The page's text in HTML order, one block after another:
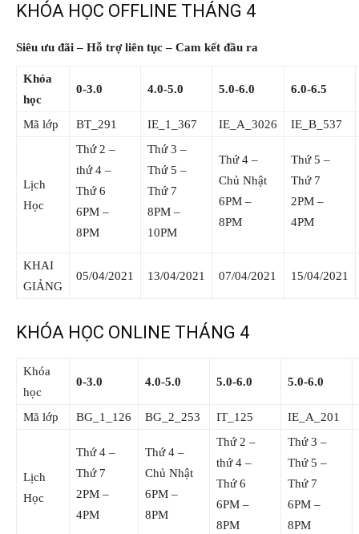
KHÓA HỌC OFFLINE THÁNG 4
Siêu ưu đãi – Hỗ trợ liên tục – Cam kết đầu ra
Khóa
học
0-3.0 4.0-5.0 5.0-6.0 6.0-6.5
Mã lớp BT_291 IE_1_367 IE_A_3026 IE_B_537
Lịch
Học
Thứ 2 –
thứ 4 –
Thứ 6
6PM –
8PM
Thứ 3 –
Thứ 5 –
Thứ 7
8PM –
10PM
Thứ 4 –
Chủ Nhật
6PM –
8PM
Thứ 5 –
Thứ 7
2PM –
4PM
KHAI
GIẢNG
05/04/2021 13/04/2021 07/04/2021 15/04/2021
KHÓA HỌC ONLINE THÁNG 4
Khóa
học
0-3.0 4.0-5.0 5.0-6.0 5.0-6.0
Mã lớp BG_1_126 BG_2_253 IT_125 IE_A_201
Lịch
Học
Thứ 4 –
Thứ 7
2PM –
4PM
Thứ 4 –
Chủ Nhật
6PM –
8PM
Thứ 2 –
thứ 4 –
Thứ 6
6PM –
8PM
Thứ 3 –
Thứ 5 –
Thứ 7
6PM –
8PM